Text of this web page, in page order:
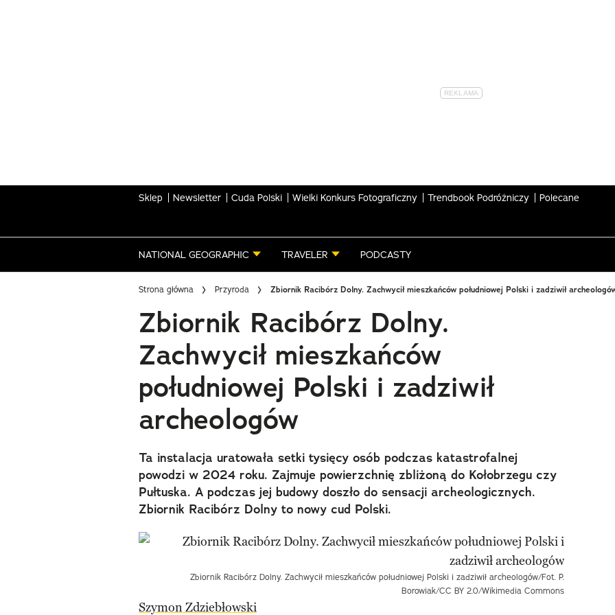
Sklep Newsletter Cuda Polski Wielki Konkurs Fotograficzny Trendbook Podróżniczy Polecane
NATIONAL GEOGRAPHIC TRAVELER PODCASTY
Strona główna Przyroda Zbiornik Racibórz Dolny. Zachwycił mieszkańców południowej Polski i zadziwił
Zbiornik Racibórz Dolny.
Zachwycił mieszkańców
południowej Polski i zadziwił
archeologów
Ta instalacja uratowała setki tysięcy osób podczas katastrofalnej
powodzi w 2024 roku. Zajmuje powierzchnię zbliżoną do Kołobrzegu czy
Pułtuska. A podczas jej budowy doszło do sensacji archeologicznych.
Zbiornik Racibórz Dolny to nowy cud Polski.
Zbiornik Racibórz Dolny. Zachwycił mieszkańców południowej Polski i zadziwił archeologów/Fot. P.
Borowiak/CC BY 2.0/Wikimedia Commons
Szymon Zdziebłowski